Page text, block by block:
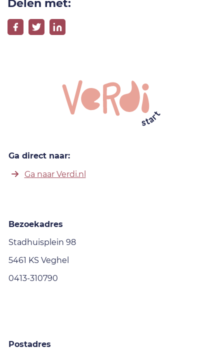
Delen met:
Ga direct naar:
Ga naar Verdi.nl
Bezoekadres
Stadhuisplein 98
5461 KS Veghel
0413-310790
Postadres